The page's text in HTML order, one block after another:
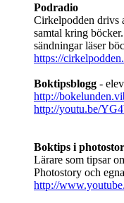
Podradio
Cirkelpodden drivs
samtal kring
sändningar läser
https://
Boktipsblogg -
http://
http://youtu.be/
Boktips i
Lärare som tipsar
Photostory och
http://